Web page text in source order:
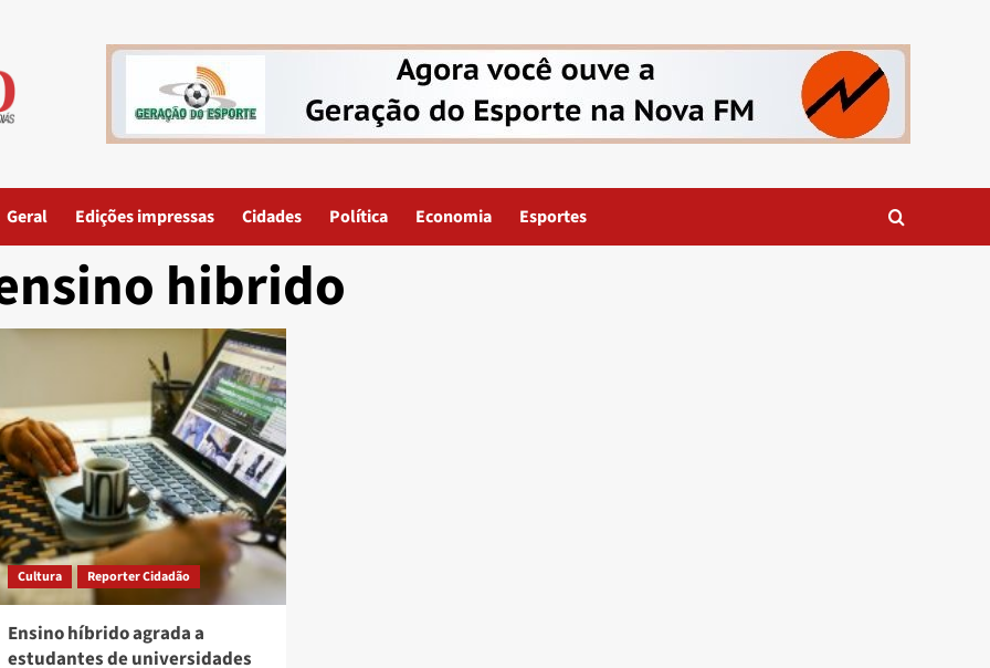
Geral Edições impressas Cidades Política Economia Esportes
hibrido
Cultura Reporter Cidadão
Ensino híbrido agrada a
estudantes de universidades